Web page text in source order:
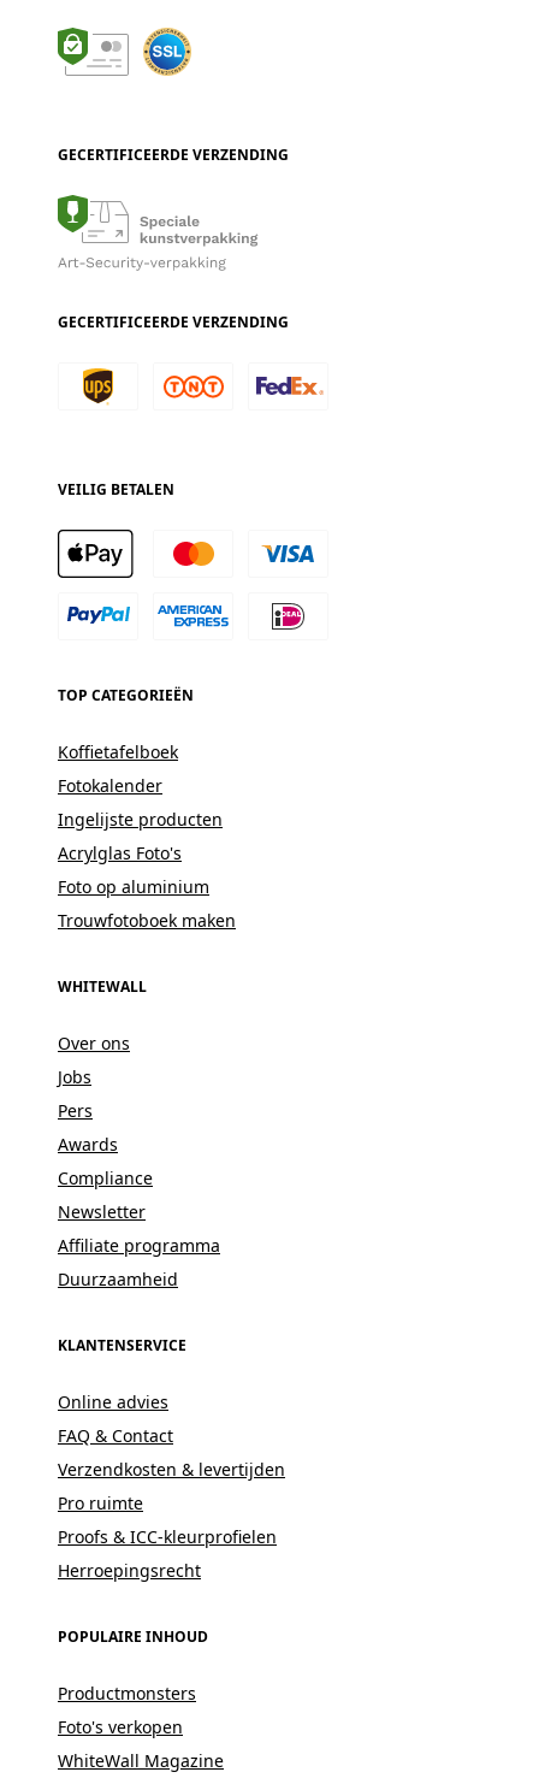
GECERTIFICEERDE VERZENDING
GECERTIFICEERDE VERZENDING
VEILIG BETALEN
TOP CATEGORIEËN
Koffietafelboek
Fotokalender
Ingelijste producten
Acrylglas Foto's
Foto op aluminium
Trouwfotoboek maken
WHITEWALL
Over ons
Jobs
Pers
Awards
Compliance
Newsletter
Affiliate programma
Duurzaamheid
KLANTENSERVICE
Online advies
FAQ & Contact
Verzendkosten & levertijden
Pro ruimte
Proofs & ICC-kleurprofielen
Herroepingsrecht
POPULAIRE INHOUD
Productmonsters
Foto's verkopen
WhiteWall Magazine